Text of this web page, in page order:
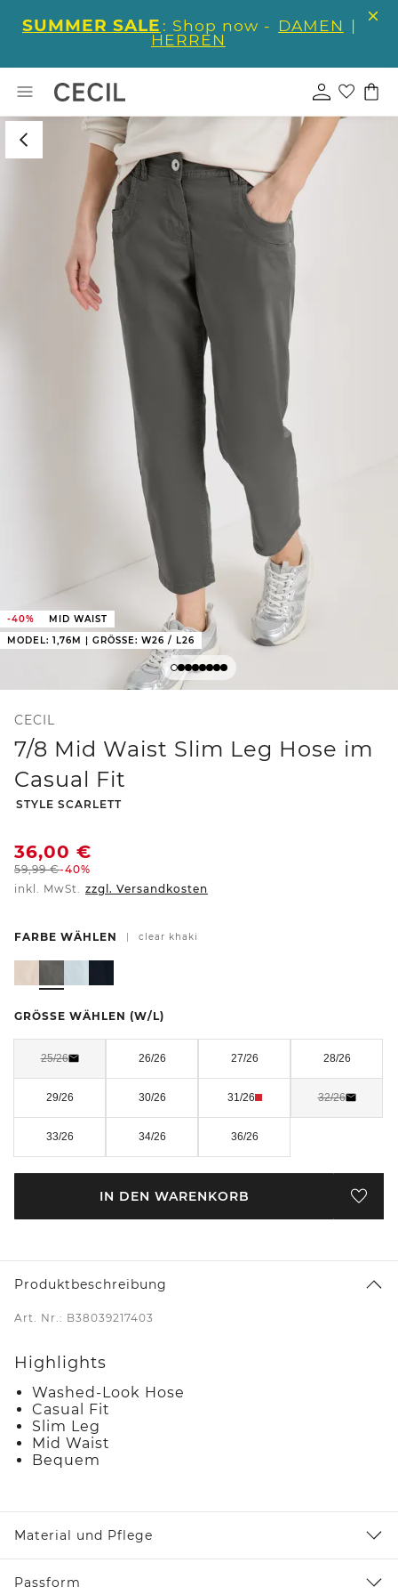
SUMMER SALE : Shop now - DAMEN |
HERREN
-40%
MID WAIST
MODEL: 1,76M | GRÖSSE: W26 / L26
CECIL
7/8 Mid Waist Slim Leg Hose im
Casual Fit
-
STYLE SCARLETT
36,00 €
59,99€-40%
inkl. MwSt. zzgl. Versandkosten
FARBE WÄHLEN clear khaki
GRÖSSE WÄHLEN (W/L)
25/26 26/26 27/26 28/26
29/26 30/26 31/26 32/26
33/26 34/26 36/26
IN DEN WARENKORB
Produktbeschreibung
Art. Nr.: B38039217403
Highlights
Washed-Look Hose
Casual Fit
Slim Leg
Mid Waist
Bequem
Material und Pflege
Passform